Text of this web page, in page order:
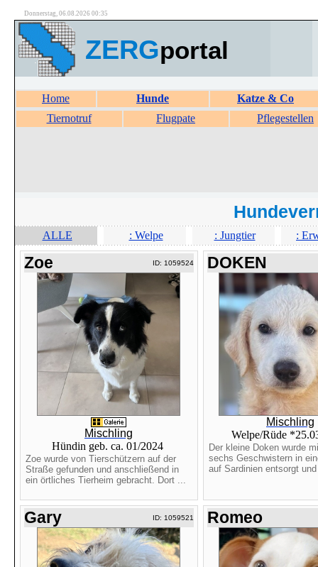
Donnerstag, 06.08.2026 00:35
ZERGportal
Home Hunde
Katze & Co
Tiernotruf
Flugpate Pflegestellen
ALLE : Welpe : Jungtier :
Zoe ID: 1059524
Mischling
Hündin geb. ca. 01/2024
Zoe wurde von Tierschützern auf der
Straße gefunden und anschließend in
ein örtliches Tierheim gebracht. Dort ...
DOKEN
Mischling
Welpe/Rüde
Der kleine Doken wurde
sechs Geschwistern in
auf Sardinien entsorgt
Gary ID: 1059521 Romeo